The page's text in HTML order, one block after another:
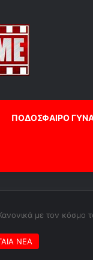
ΠΟΔΟΣΦΑΙΡΟ
με τον κόσμο
ΝΕΑ